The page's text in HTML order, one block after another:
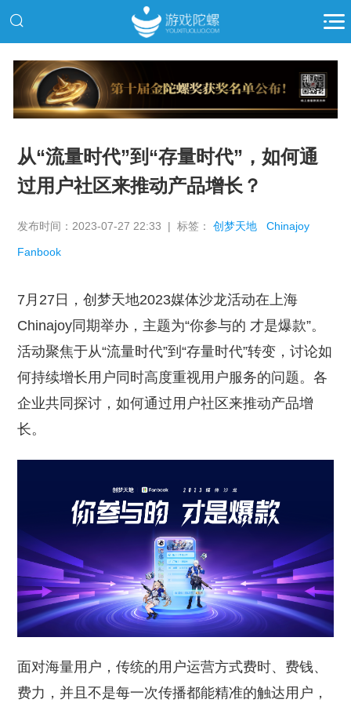
推广
从“流量时代”到“存量时代”，如何通
过用户社区来推动产品增长？
发布时间：2023-07-27 22:33 | 标签：创梦天地 Chinajoy
Fanbook
7月27日，创梦天地2023媒体沙龙活动在上海
Chinajoy同期举办，主题为“你参与的 才是爆款”。
活动聚焦于从“流量时代”到“存量时代”转变，讨论如
何持续增长用户同时高度重视用户服务的问题。各
企业共同探讨，如何通过用户社区来推动产品增
长。
面对海量用户，传统的用户运营方式费时、费钱、
费力，并且不是每一次传播都能精准的触达用户，